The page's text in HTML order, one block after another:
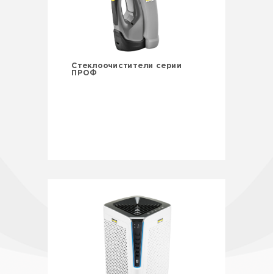
Стеклоочистители серии
ПРОФ